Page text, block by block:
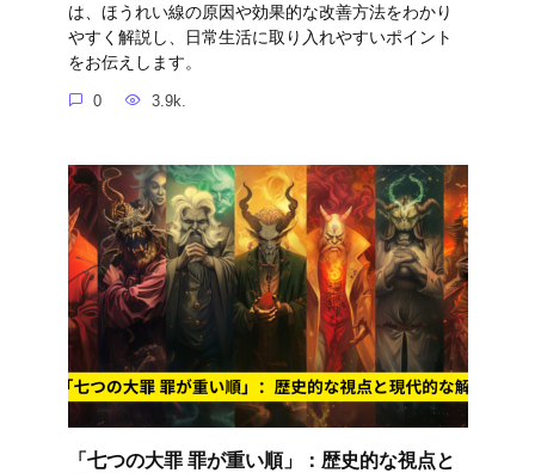
は、ほうれい線の原因や効果的な改善方法をわかり
やすく解説し、日常生活に取り入れやすいポイント
をお伝えします。
0 3.9k.
「七つの大罪 罪が重い順」：歴史的な視点と